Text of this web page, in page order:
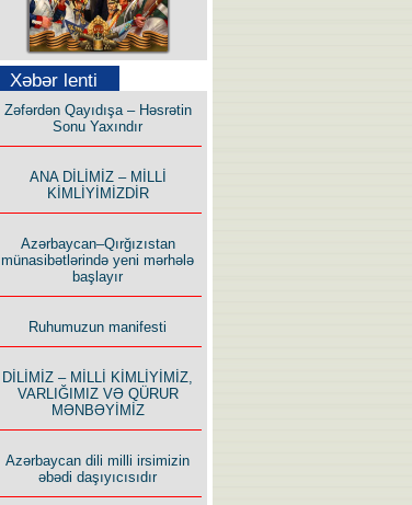
Səfər Alışarlı yazır
Uzun yolun Yolçusu
Xəbər lenti
Zəfərdən Qayıdışa – Həsrətin
Sonu Yaxındır
ANA DİLİMİZ – MİLLİ
KİMLİYİMİZDİR
Azərbaycan–Qırğızıstan
münasibətlərində yeni mərhələ
başlayır
Ruhumuzun manifesti
DİLİMİZ – MİLLİ KİMLİYİMİZ,
VARLIĞIMIZ VƏ QÜRUR
MƏNBƏYİMİZ
Azərbaycan dili milli irsimizin
əbədi daşıyıcısıdır